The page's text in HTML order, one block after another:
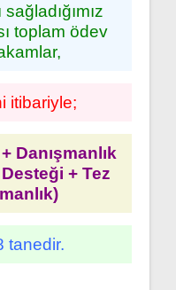
toplam ödev
itibariyle;
Danışmanlık
+ Tez
tanedir.